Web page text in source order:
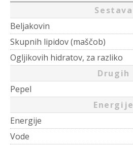
Sestava
Beljakovin
Skupnih lipidov (maščob)
Ogljikovih hidratov, za razliko
Drugih
Pepel
Energije
Energije
Vode